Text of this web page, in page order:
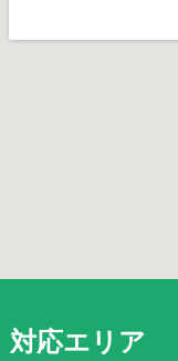
対応エリア